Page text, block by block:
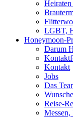
LGBT,
Honeymoon-
Darum
Kontakt
Jobs
Das
Reise-